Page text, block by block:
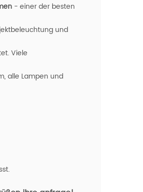
- einer der besten
und
Viele
alle Lampen und